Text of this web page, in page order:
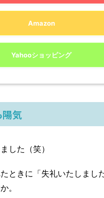
Amazon
Yahooショッピング
陽気
した（笑）
ときに「失礼いたしまし
。